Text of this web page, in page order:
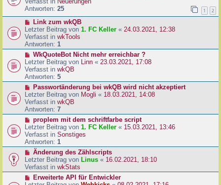
g
i
t
a
g
e
r
B
e
i
t
a
g
Antworten: 25 1 2
N
e
u
e
r
B
e
i
t
a
g
Link zum wkQB
Letzter Beitrag von 1. FC Keller « 24.03.2021, 12:38
Verfasst in wkTools
Antworten: 1
N
e
u
e
r
B
e
i
t
a
g
WkQuoteBot Nicht mehr erreichbar ?
Letzter Beitrag von Linn « 23.03.2021, 17:08
Verfasst in wkQB
Antworten: 5
N
e
u
e
r
B
e
i
t
a
g
Passwortänderung bei wkQB wird nicht akzeptiert
Letzter Beitrag von Mogli « 18.03.2021, 14:08
Verfasst in wkQB
Antworten: 7
N
e
u
e
r
B
e
i
proplem mit dem schriftfarbe script
Letzter Beitrag von 1. FC Keller « 15.03.2021, 13:46
Verfasst in Sonstiges
Antworten: 1
N
e
u
e
r
Änderung des Zählscripts
Letzter Beitrag von Linus « 16.02.2021, 18:10
Verfasst in wkStats
NErweiterte API für Entwickler